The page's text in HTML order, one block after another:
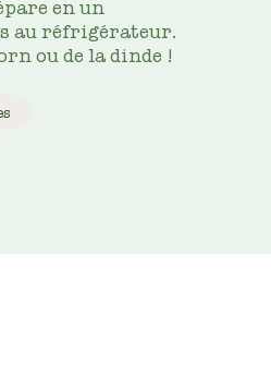
en un
au réfrigérateur.
ou de la dinde !